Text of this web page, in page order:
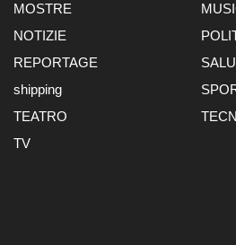
MOSTRE
NOTIZIE
REPORTAGE
shipping
TEATRO
TV